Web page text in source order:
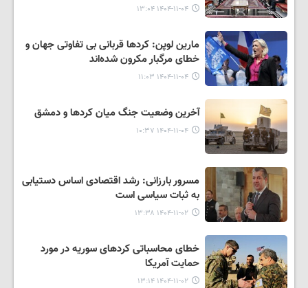
۱۴۰۴-۱۱-۰۴ ۱۳:۰۴
مارین لوپن: کردها قربانی بی تفاوتی جهان و
خطای مرگبار مکرون شده‌اند
۱۴۰۴-۱۱-۰۴ ۱۱:۰۳
آخرین وضعیت جنگ میان کردها و دمشق
۱۴۰۴-۱۱-۰۴ ۱۰:۳۷
مسرور بارزانی: رشد اقتصادی اساس دستیابی
به ثبات سیاسی است
۱۴۰۴-۱۱-۰۲ ۱۳:۳۸
خطای محاسباتی کردهای سوریه در مورد
حمایت آمریکا
۱۴۰۴-۱۱-۰۲ ۱۳:۱۴